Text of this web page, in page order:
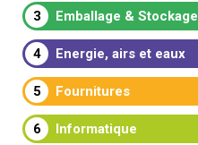
3 Emballage & Stockage
4 Energie, airs et eaux
5 Fournitures
6 Informatique